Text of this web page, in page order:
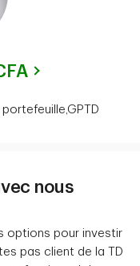
nous
options pour investir
pas client de la TD